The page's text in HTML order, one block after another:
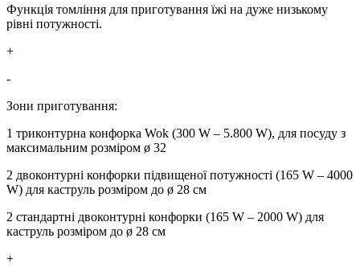
Функція томління для приготування їжі на дуже низькому
рівні потужності.
+
-
Зони приготування:
1 триконтурна конфорка Wok (300 W – 5.800 W), для посуду з
максимальним розміром ø 32
2 двоконтурні конфорки підвищеної потужності (165 W – 4000
W) для каструль розміром до ø 28 см
2 стандартні двоконтурні конфорки (165 W – 2000 W) для
каструль розміром до ø 28 см
+